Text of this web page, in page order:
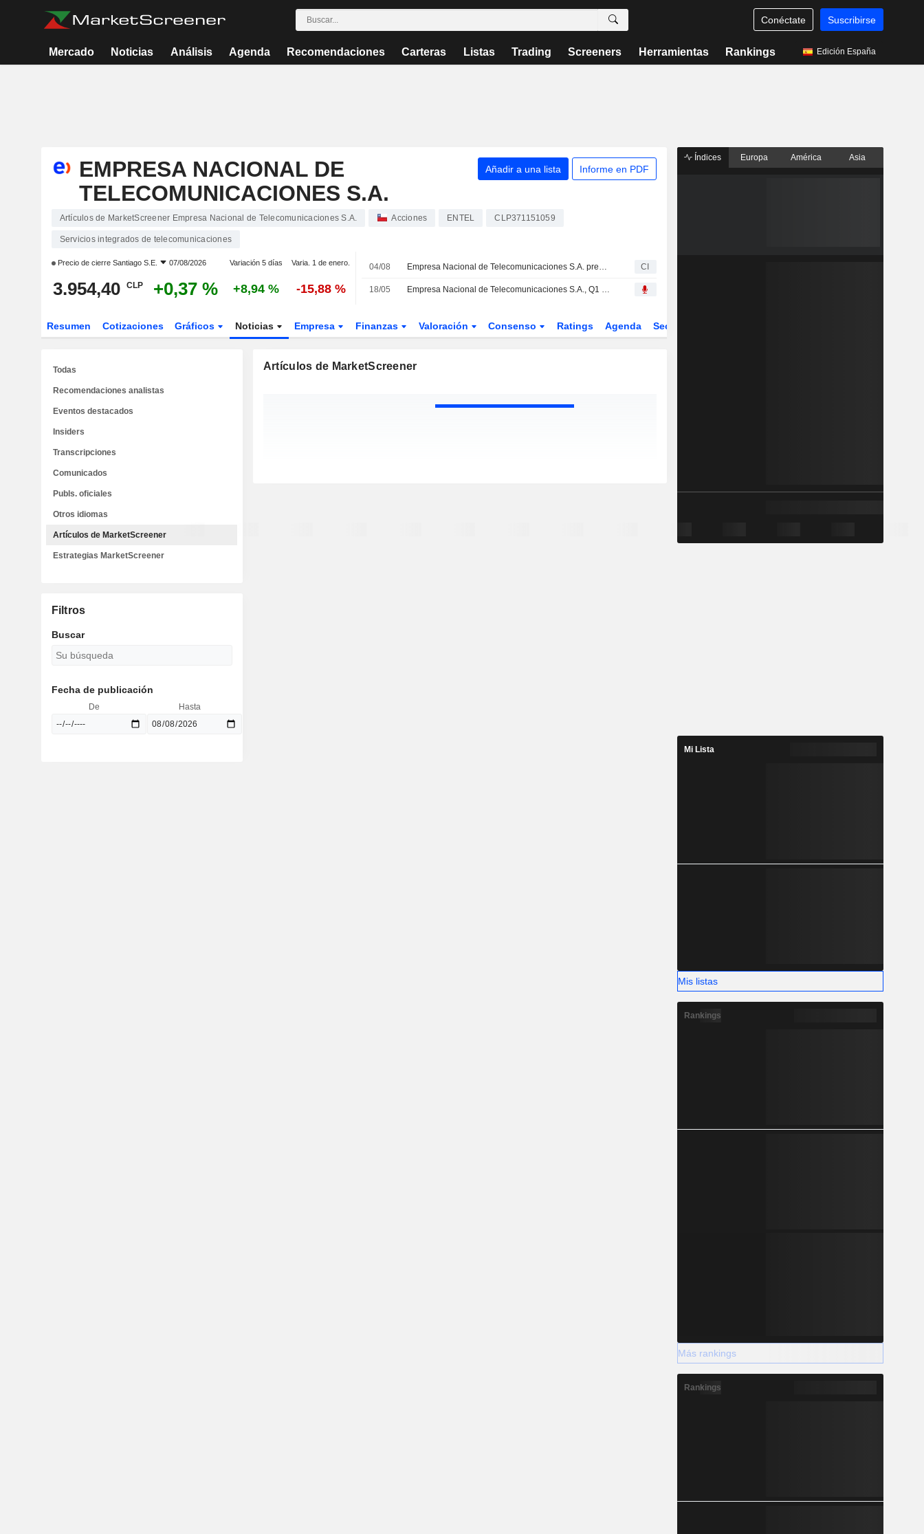
Conéctate Suscribirse
Mercado Noticias Análisis Agenda Recomendaciones Carteras Listas Trading Screeners Herramientas Rankings Edición España
EMPRESA NACIONAL DE
TELECOMUNICACIONES S.A.
Añadir a una lista Informe en PDF
Artículos de MarketScreener Empresa Nacional de Telecomunicaciones S.A. Acciones ENTEL CLP371151059
Servicios integrados de telecomunicaciones
Precio de cierre Santiago S.E. 07/08/2026 Variación 5 días Varia. 1 de enero.
3.954,40 CLP +0,37 % +8,94 % -15,88 %
04/08 Empresa Nacional de Telecomunicaciones S.A. presenta sus resultados del segundo trimestre y del primer semestre de 2026 CI
18/05 Empresa Nacional de Telecomunicaciones S.A., Q1 2026 Earnings Call, May 05, 2026
Resumen Cotizaciones Gráficos Noticias Empresa Finanzas Valoración Consenso Ratings Agenda Sector
Artículos de MarketScreener
Todas
Recomendaciones analistas
Eventos destacados
Insiders
Transcripciones
Comunicados
Publs. oficiales
Otros idiomas
Artículos de MarketScreener
Estrategias MarketScreener
Filtros
Buscar
Fecha de publicación
De Hasta
Índices Europa América Asia
Mi Lista
Mis listas
Rankings
Más rankings
Rankings